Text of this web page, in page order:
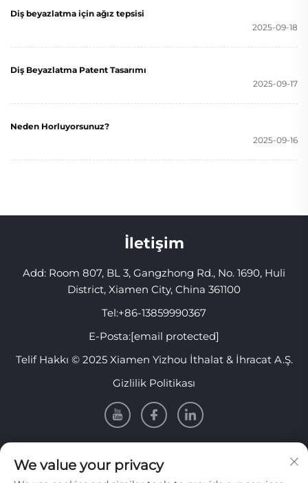
Diş beyazlatma için ağız tepsisi
2025-09-18
Diş Beyazlatma Patent Tasarımı
2025-09-17
Neden Horluyorsunuz?
2025-09-16
İletişim
Add: Room 807, BL 3, Gangzhong Rd., No. 1690, Huli
District, Xiamen City, China 361100
Tel:+86-13859990367
E-Posta:[email protected]
Telif Hakkı © 2025 Xiamen Yizhou İthalat & İhracat A.Ş.
Gizlilik Politikası
We value your privacy